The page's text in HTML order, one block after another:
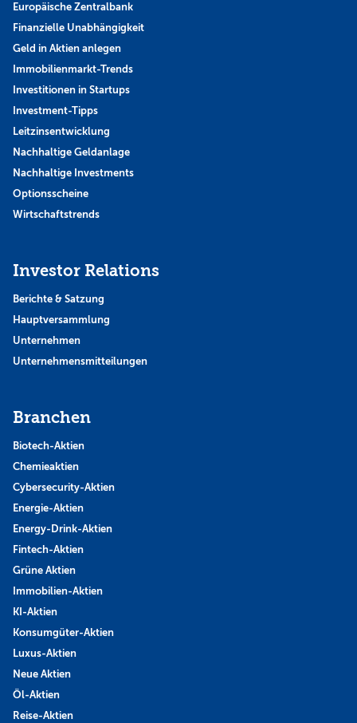
Europäische Zentralbank
Finanzielle Unabhängigkeit
Geld in Aktien anlegen
Immobilienmarkt-Trends
Investitionen in Startups
Investment-Tipps
Leitzinsentwicklung
Nachhaltige Geldanlage
Nachhaltige Investments
Optionsscheine
Wirtschaftstrends
Investor Relations
Berichte & Satzung
Hauptversammlung
Unternehmen
Unternehmensmitteilungen
Branchen
Biotech-Aktien
Chemieaktien
Cybersecurity-Aktien
Energie-Aktien
Energy-Drink-Aktien
Fintech-Aktien
Grüne Aktien
Immobilien-Aktien
KI-Aktien
Konsumgüter-Aktien
Luxus-Aktien
Neue Aktien
Öl-Aktien
Reise-Aktien